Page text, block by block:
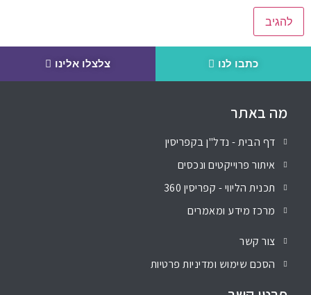
כתבו לנו צלצלו אלינו
מה באתר
דף הבית - נדל"ן בקפריסין
איתור פרוייקטים ונכסים
תכנית הליווי - קפריסין 360
מרכז מידע ומאמרים
צור קשר
הסכם שימוש ומדיניות פרטיות